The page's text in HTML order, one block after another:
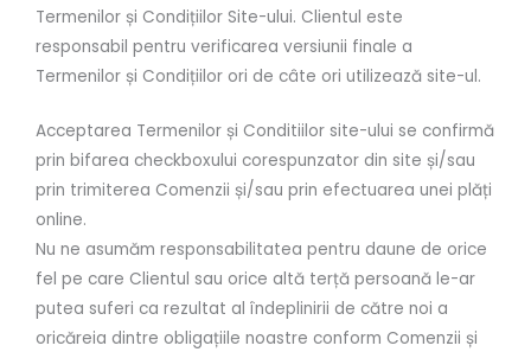
Termenilor și Condițiilor Site-ului. Clientul este
responsabil pentru verificarea versiunii finale a
Termenilor și Condițiilor ori de câte ori utilizează site-ul.
Acceptarea Termenilor și Conditiilor site-ului se confirmă
prin bifarea checkboxului corespunzator din site și/sau
prin trimiterea Comenzii și/sau prin efectuarea unei plăți
online.
Nu ne asumăm responsabilitatea pentru daune de orice
fel pe care Clientul sau orice altă terță persoană le-ar
putea suferi ca rezultat al îndeplinirii de către noi a
oricăreia dintre obligațiile noastre conform Comenzii și